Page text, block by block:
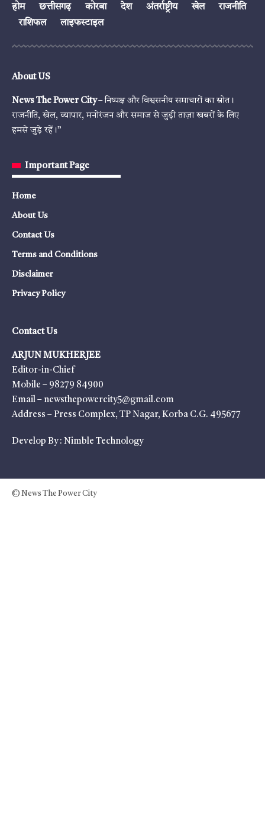
होम छत्तीसगढ़ कोरबा देश अंतर्राष्ट्रीय खेल
राजनीति
राशिफल
लाइफस्टाइल
About US
News The Power City– निष्पक्ष और विश्वसनीय समाचारों का स्रोत।
राजनीति, खेल, व्यापार, मनोरंजन और समाज से जुड़ी ताज़ा खबरों के लिए
हमसे जुड़े रहें।”
Important Page
Home
About Us
Contact Us
Terms and Conditions
Disclaimer
Privacy Policy
Contact Us
ARJUN MUKHERJEE
Editor-in-Chief
Mobile – 98279 84900
Email – newsthepowercity5@gmail.com
Address – Press Complex, TP Nagar, Korba C.G. 495677
Develop By : Nimble Technology
© News The Power City